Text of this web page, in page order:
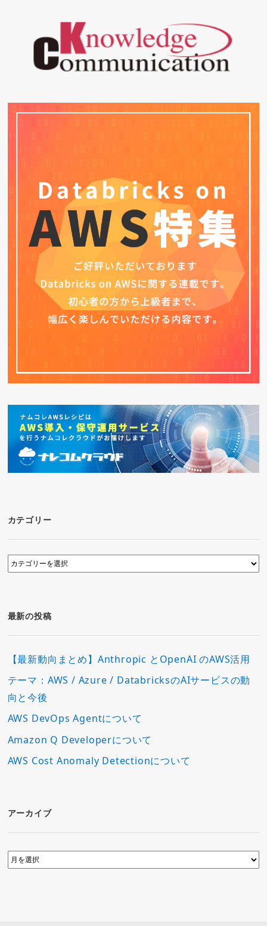
カテゴリー
カ
テ
ー
最新の投稿
【最新動向まとめ】Anthropic とOpenAI のAWS活用
テーマ：AWS / Azure / DatabricksのAIサービスの動
向と今後
AWS DevOps Agentについて
Amazon Q Developerについて
AWS Cost Anomaly Detectionについて
アーカイブ